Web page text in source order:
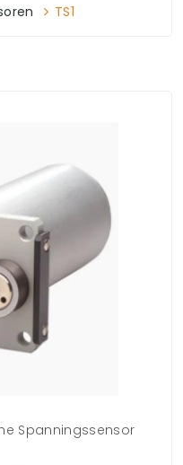
TS1
Spanningssensor